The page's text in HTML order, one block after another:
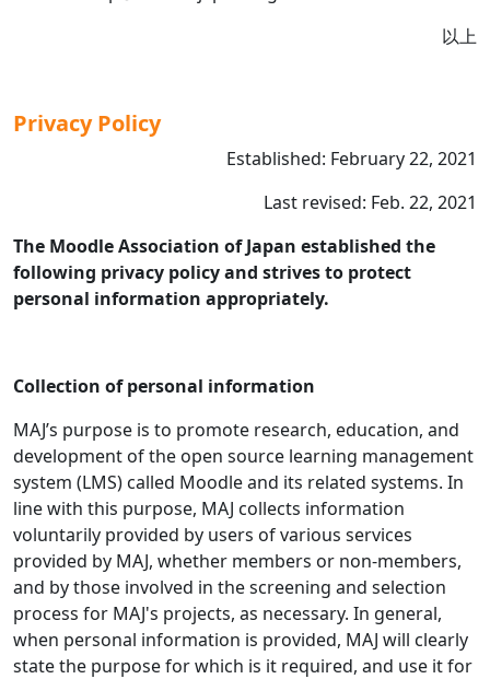
以上
Privacy Policy
Established: February 22, 2021
Last revised: Feb. 22, 2021
The Moodle Association of Japan established the
following privacy policy and strives to protect
personal information appropriately.
Collection of personal information
MAJ’s purpose is to promote research, education, and
development of the open source learning management
system (LMS) called Moodle and its related systems. In
line with this purpose, MAJ collects information
voluntarily provided by users of various services
provided by MAJ, whether members or non-members,
and by those involved in the screening and selection
process for MAJ's projects, as necessary. In general,
when personal information is provided, MAJ will clearly
state the purpose for which is it required, and use it for